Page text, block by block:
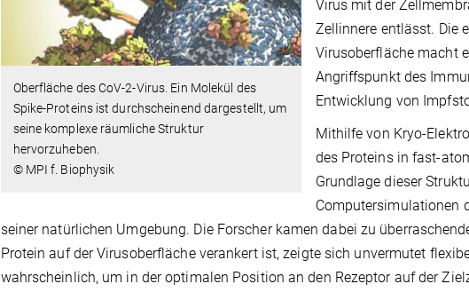
Oberfläche des CoV-2-Virus. Ein Molekül des
Spike-Proteins ist durchscheinend dargestellt, um
seine komplexe räumliche Struktur
hervorzuheben.
© MPI f. Biophysik
Virus mit der
Zellinnere entlässt. Die
Virusoberfläche macht
Angriffspunkt des
Entwicklung von
Mithilfe von Kryo-
des Proteins in fast-
Grundlage dieser
Computersimulationen
seiner natürlichen Umgebung. Die Forscher kamen dabei zu
Protein auf der Virusoberfläche verankert ist, zeigte sich unvermutet
wahrscheinlich, um in der optimalen Position an den Rezeptor auf der